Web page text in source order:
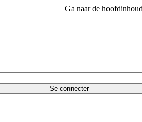
Ga naar de hoofdinhoud
Se connecter